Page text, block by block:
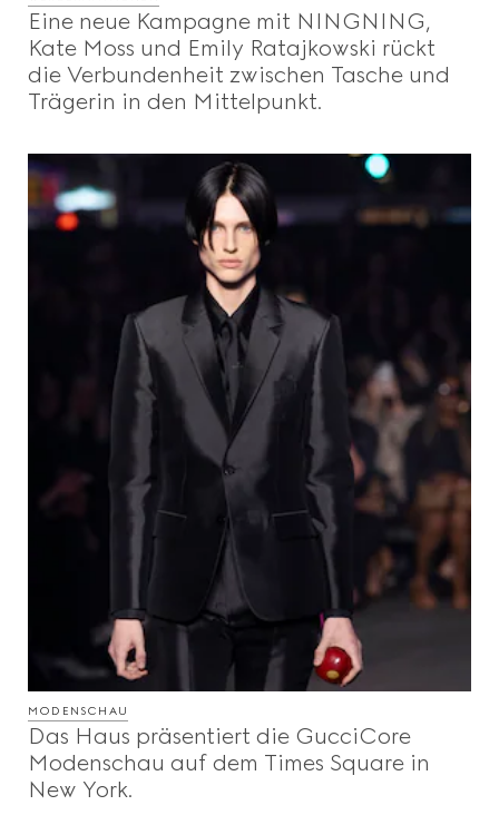
Eine neue Kampagne mit NINGNING,
Kate Moss und Emily Ratajkowski rückt
die Verbundenheit zwischen Tasche und
Trägerin in den Mittelpunkt.
MODENSCHAU
Das Haus präsentiert die GucciCore
Modenschau auf dem Times Square in
New York.